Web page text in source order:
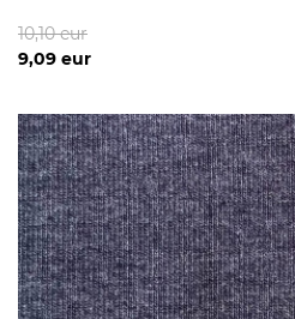
9,09 eur
10,10eur